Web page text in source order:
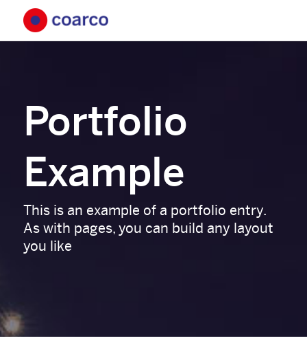
Portfolio
Example
This is an example of a portfolio entry.
As with pages, you can build any layout
you like